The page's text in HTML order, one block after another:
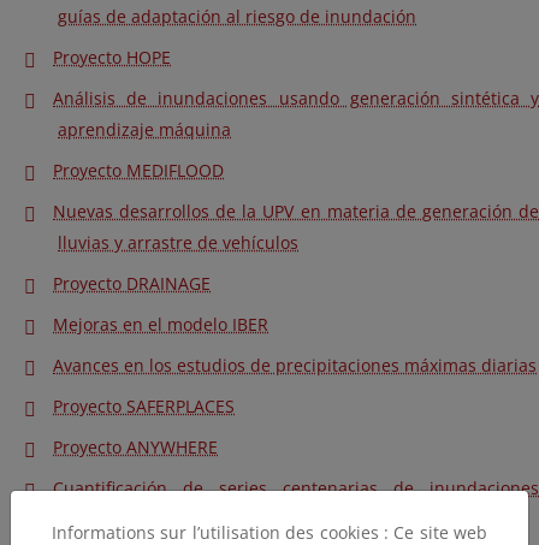
guías de adaptación al riesgo de inundación
Proyecto HOPE
Análisis de inundaciones usando generación sintética y
aprendizaje máquina
Proyecto MEDIFLOOD
Nuevas desarrollos de la UPV en materia de generación de
lluvias y arrastre de vehículos
Proyecto DRAINAGE
Mejoras en el modelo IBER
Avances en los estudios de precipitaciones máximas diarias
Proyecto SAFERPLACES
Proyecto ANYWHERE
Cuantificación de series centenarias de inundaciones
Informations sur l’utilisation des cookies : Ce site web